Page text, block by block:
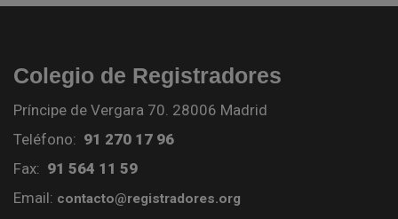
Colegio de Registradores
Príncipe de Vergara 70. 28006 Madrid
Teléfono: 91 270 17 96
Fax: 91 564 11 59
Email: contacto@registradores.org